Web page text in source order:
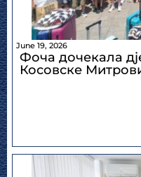
June 19, 2026
Фоча дочекала
Косовске